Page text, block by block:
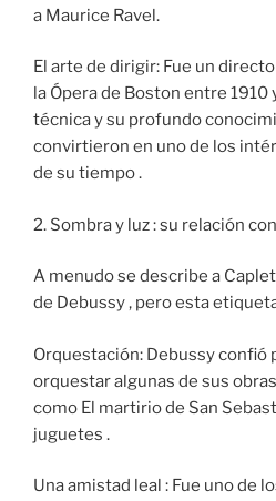
a Maurice Ravel.
El arte de dirigir: Fue un
la Ópera de Boston entre 1910
técnica y su profundo
convirtieron en uno de los
de su tiempo .
2. Sombra y luz : su relación
A menudo se describe a
de Debussy , pero esta
Orquestación: Debussy confió
orquestar algunas de sus
como El martirio de San
juguetes .
Una amistad leal : Fue uno de